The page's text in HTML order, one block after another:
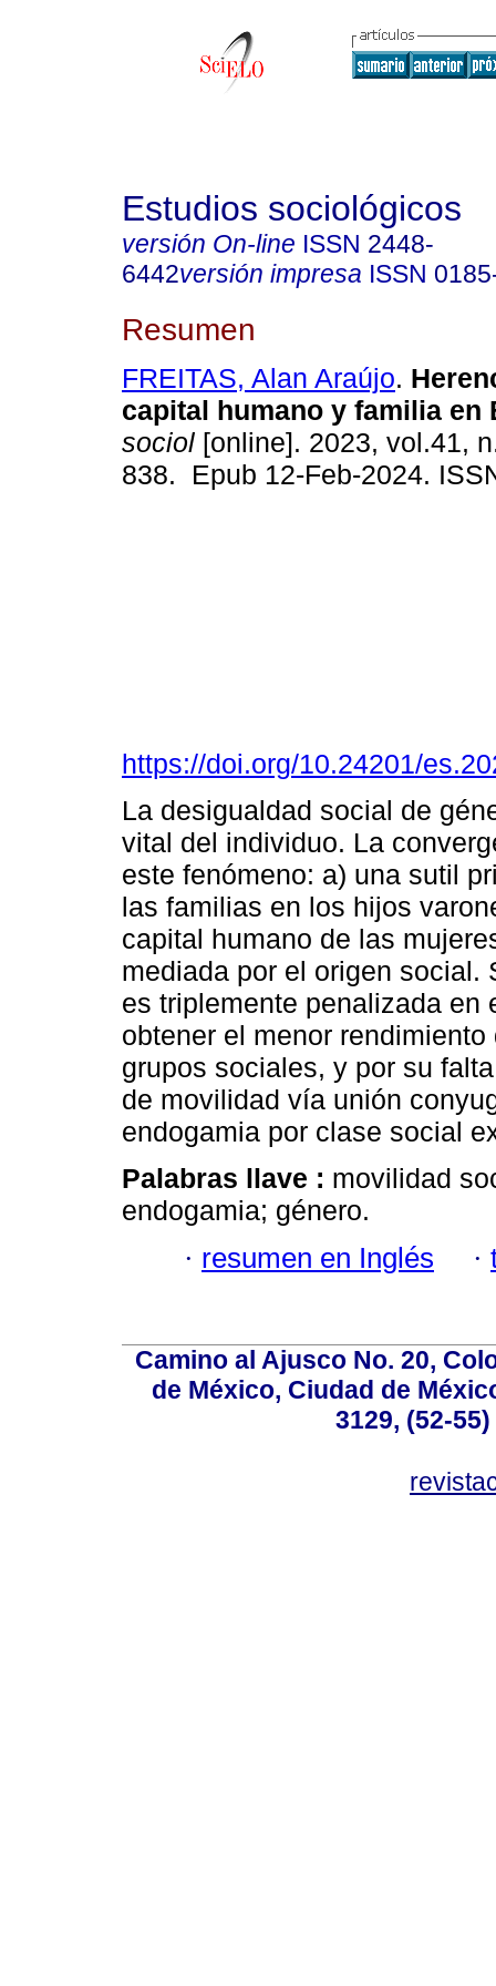
Estudios sociológicos
versión On-line ISSN 2448-
6442versión impresa ISSN
Resumen
FREITAS, Alan Araújo.
capital humano y familia en
sociol [online]. 2023, vol.41,
838. Epub 12-Feb-2024.
https://doi.org/10.24201/
La desigualdad social de
vital del individuo. La
este fenómeno: a) una sutil
las familias en los hijos
capital humano de las
mediada por el origen social.
es triplemente penalizada en
obtener el menor
grupos sociales, y por su
de movilidad vía unión
endogamia por clase social
Palabras llave : movilidad
endogamia; género.
· resumen en Inglés ·
Camino al Ajusco No. 20,
de México, Ciudad de
3129, (52-